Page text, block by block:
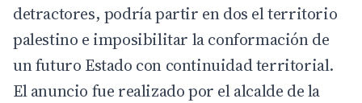
detractores, podría partir en dos el territorio
palestino e imposibilitar la conformación de
un futuro Estado con continuidad territorial.
El anuncio fue realizado por el alcalde de la